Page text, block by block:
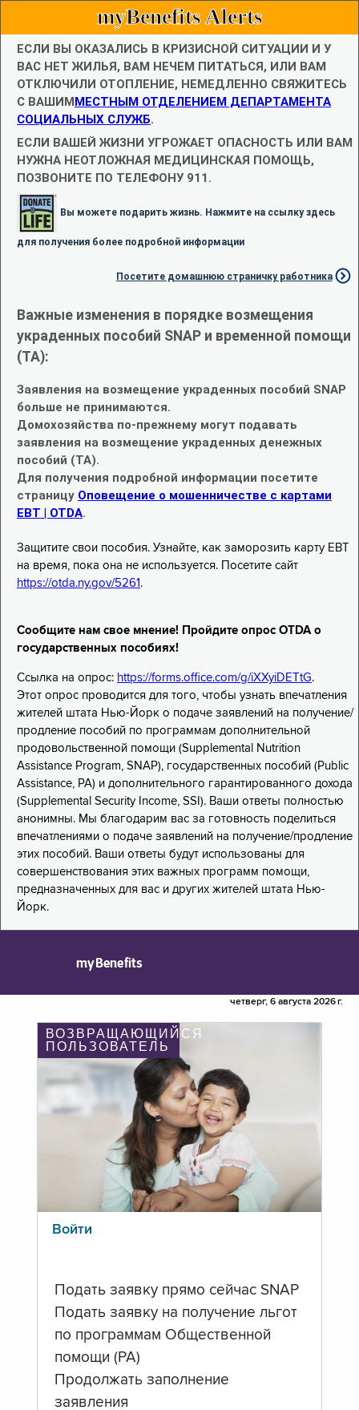
myBenefits Alerts
ЕСЛИ ВЫ ОКАЗАЛИСЬ В КРИЗИСНОЙ СИТУАЦИИ И У
ВАС НЕТ ЖИЛЬЯ, ВАМ НЕЧЕМ ПИТАТЬСЯ, ИЛИ ВАМ
ОТКЛЮЧИЛИ ОТОПЛЕНИЕ, НЕМЕДЛЕННО СВЯЖИТЕСЬ
С ВАШИММЕСТНЫМ ОТДЕЛЕНИЕМ ДЕПАРТАМЕНТА
СОЦИАЛЬНЫХ СЛУЖБ.
ЕСЛИ ВАШЕЙ ЖИЗНИ УГРОЖАЕТ ОПАСНОСТЬ ИЛИ ВАМ
НУЖНА НЕОТЛОЖНАЯ МЕДИЦИНСКАЯ ПОМОЩЬ,
ПОЗВОНИТЕ ПО ТЕЛЕФОНУ 911.
Вы можете подарить жизнь. Нажмите на ссылку здесь
для получения более подробной информации
Посетите домашнюю страничку работника
Важные изменения в порядке возмещения
украденных пособий SNAP и временной помощи
(TA):
Заявления на возмещение украденных пособий SNAP
больше не принимаются.
Домохозяйства по-прежнему могут подавать
заявления на возмещение украденных денежных
пособий (TA).
Для получения подробной информации посетите
страницу Оповещение о мошенничестве с картами
EBT | OTDA.
Защитите свои пособия. Узнайте, как заморозить карту EBT
на время, пока она не используется. Посетите сайт
https://otda.ny.gov/5261 .
Сообщите нам свое мнение! Пройдите опрос OTDA о
государственных пособиях!
Ссылка на опрос: https://forms.office.com/g/iXXyiDETtG.
Этот опрос проводится для того, чтобы узнать впечатления
жителей штата Нью-Йорк о подаче заявлений на получение/
продление пособий по программам дополнительной
продовольственной помощи (Supplemental Nutrition
Assistance Program, SNAP), государственных пособий (Public
Assistance, PA) и дополнительного гарантированного дохода
(Supplemental Security Income, SSI). Ваши ответы полностью
анонимны. Мы благодарим вас за готовность поделиться
впечатлениями о подаче заявлений на получение/продление
этих пособий. Ваши ответы будут использованы для
совершенствования этих важных программ помощи,
предназначенных для вас и других жителей штата Нью-
Йорк.
myBenefits
четверг, 6 августа 2026 г.
ВОЗВРАЩАЮЩИЙСЯ
ПОЛЬЗОВАТЕЛЬ
Войти
Подать заявку прямо сейчас SNAP
Подать заявку на получение льгот
по программам Общественной
помощи (PA)
Продолжать заполнение
заявления